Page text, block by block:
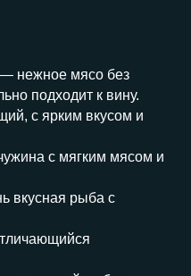
нежное мясо без
подходит к вину.
с ярким вкусом и
с мягким мясом и
вкусная рыба с